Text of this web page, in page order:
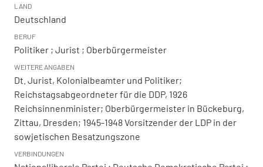
LAND
Deutschland
BERUF
Politiker ; Jurist ; Oberbürgermeister
WEITERE ANGABEN
Dt. Jurist, Kolonialbeamter und Politiker;
Reichstagsabgeordneter für die DDP, 1926
Reichsinnenminister; Oberbürgermeister in Bückeburg,
Zittau, Dresden; 1945-1948 Vorsitzender der LDP in der
sowjetischen Besatzungszone
VERBINDUNGEN